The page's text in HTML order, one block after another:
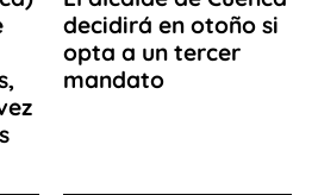
decidirá en otoño si
opta a un tercer
mandato